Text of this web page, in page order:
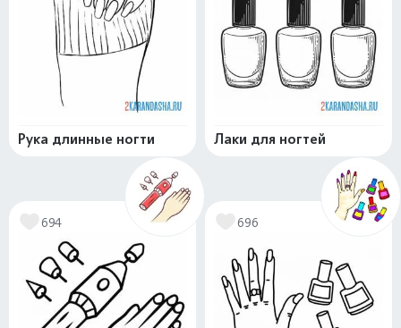
Рука длинные ногти Лаки для ногтей
694 696